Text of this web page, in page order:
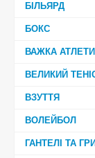
БІЛЬЯРД
БОКС
ВАЖКА
ВЕЛИКИЙ
ВЗУТТЯ
ВОЛЕЙБОЛ
ГАНТЕЛІ ТА